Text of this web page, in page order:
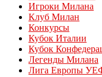
Игроки Милана
Клуб Милан
Конкурсы
Кубок Италии
Кубок
Легенды Милана
Лига Европы